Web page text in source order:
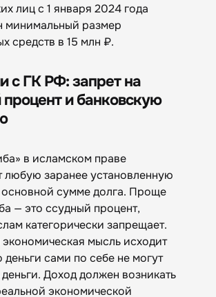
лиц с 1 января 2024 года
минимальный размер
средств в 15 млн ₽.
с ГК РФ: запрет на
и банковскую
в исламском праве
любую заранее установленную
основной сумме долга. Проще
— это ссудный процент,
категорически запрещает.
мысль исходит
деньги сами по себе не могут
Доход должен возникать
экономической